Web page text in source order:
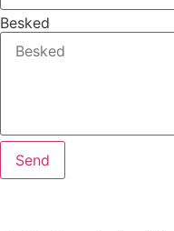
Besked
Send